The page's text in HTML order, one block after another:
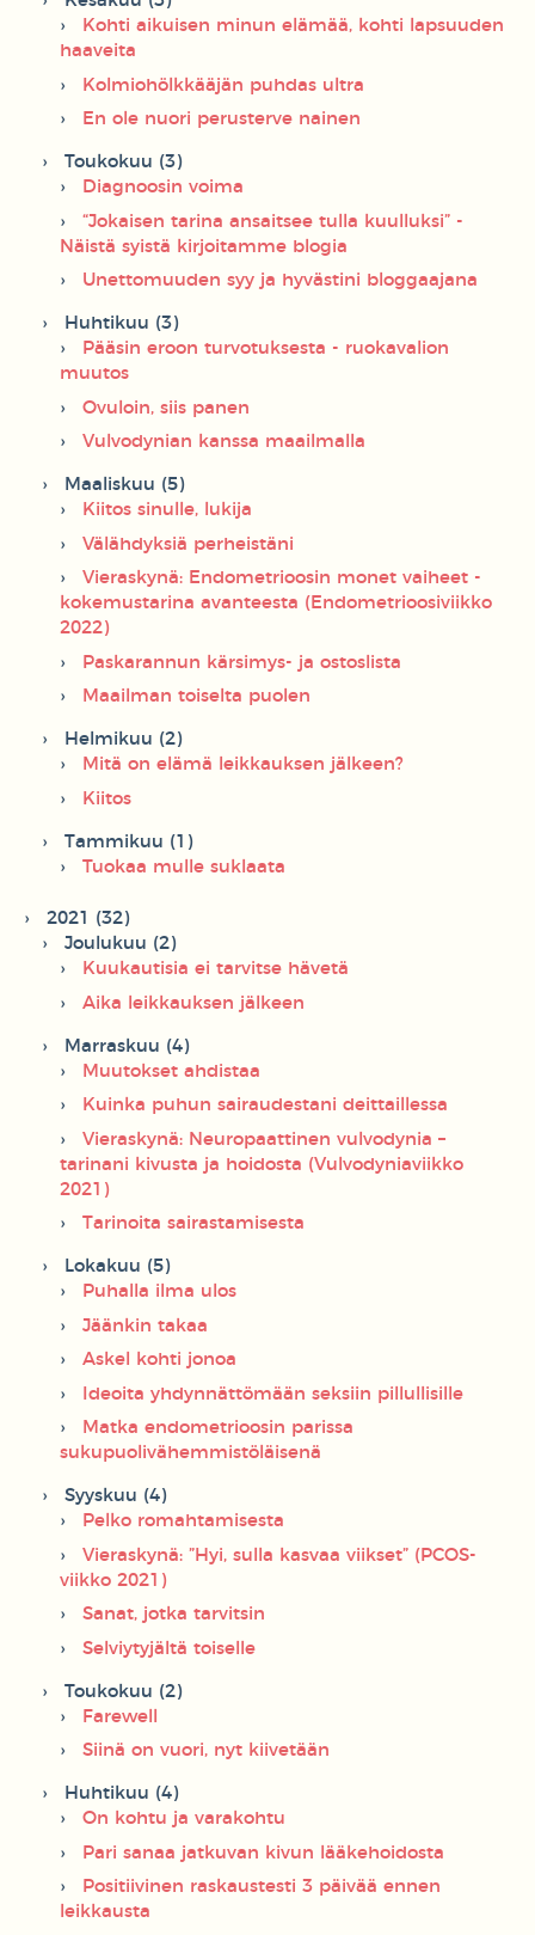
Kohti aikuisen minun elämää, kohti lapsuuden
haaveita
Kolmiohölkkääjän puhdas ultra
En ole nuori perusterve nainen
Toukokuu (3)
Diagnoosin voima
“Jokaisen tarina ansaitsee tulla kuulluksi” -
Näistä syistä kirjoitamme blogia
Unettomuuden syy ja hyvästini bloggaajana
Huhtikuu (3)
Pääsin eroon turvotuksesta - ruokavalion
muutos
Ovuloin, siis panen
Vulvodynian kanssa maailmalla
Maaliskuu (5)
Kiitos sinulle, lukija
Välähdyksiä perheistäni
Vieraskynä: Endometrioosin monet vaiheet -
kokemustarina avanteesta (Endometrioosiviikko
2022)
Paskarannun kärsimys- ja ostoslista
Maailman toiselta puolen
Helmikuu (2)
Mitä on elämä leikkauksen jälkeen?
Kiitos
Tammikuu (1)
Tuokaa mulle suklaata
2021 (32)
Joulukuu (2)
Kuukautisia ei tarvitse hävetä
Aika leikkauksen jälkeen
Marraskuu (4)
Muutokset ahdistaa
Kuinka puhun sairaudestani deittaillessa
Vieraskynä: Neuropaattinen vulvodynia –
tarinani kivusta ja hoidosta (Vulvodyniaviikko
2021)
Tarinoita sairastamisesta
Lokakuu (5)
Puhalla ilma ulos
Jäänkin takaa
Askel kohti jonoa
Ideoita yhdynnättömään seksiin pillullisille
Matka endometrioosin parissa
sukupuolivähemmistöläisenä
Syyskuu (4)
Pelko romahtamisesta
Vieraskynä: ”Hyi, sulla kasvaa viikset” (PCOS-
viikko 2021)
Sanat, jotka tarvitsin
Selviytyjältä toiselle
Toukokuu (2)
Farewell
Siinä on vuori, nyt kiivetään
Huhtikuu (4)
On kohtu ja varakohtu
Pari sanaa jatkuvan kivun lääkehoidosta
Positiivinen raskaustesti 3 päivää ennen
leikkausta